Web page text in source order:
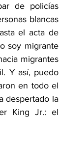
de policías
blancas
el acta de
soy migrante
migrantes
Y así, puedo
en todo el
despertado la
King Jr.: el